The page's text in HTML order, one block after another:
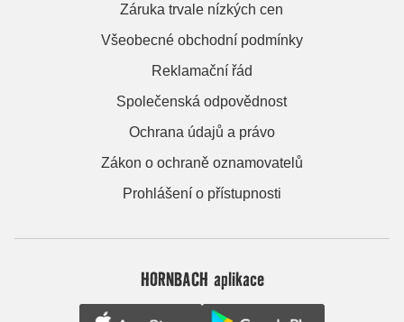
Záruka trvale nízkých cen
Všeobecné obchodní podmínky
Reklamační řád
Společenská odpovědnost
Ochrana údajů a právo
Zákon o ochraně oznamovatelů
Prohlášení o přístupnosti
HORNBACH aplikace